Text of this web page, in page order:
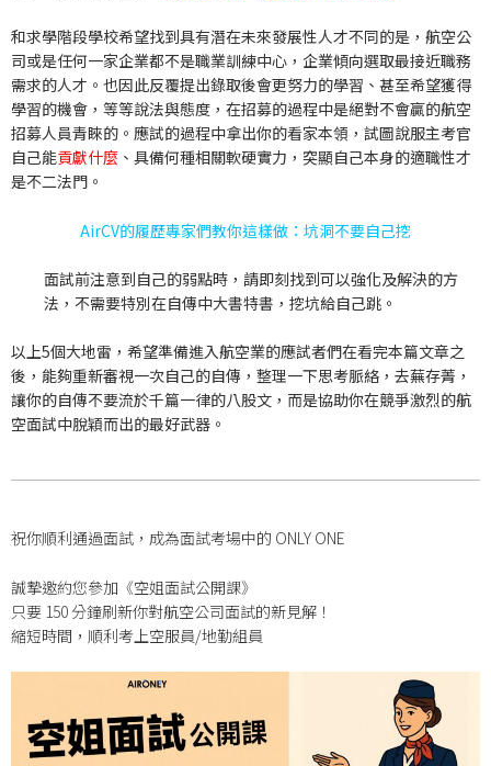
和求學階段學校希望找到具有潛在未來發展性人才不同的是，航空公
司或是任何一家企業都不是職業訓練中心，企業傾向選取最接近職務
需求的人才。也因此反覆提出錄取後會更努力的學習、甚至希望獲得
學習的機會，等等說法與態度，在招募的過程中是絕對不會贏的航空
招募人員青睞的。應試的過程中拿出你的看家本領，試圖說服主考官
自己能貢獻什麼 、 具備何種相關軟硬實力 ，突顯自己本身的適職性才
是不二法門。
AirCV的履歷專家們教你這樣做：坑洞不要自己挖
面試前注意到自己的弱點時，請即刻找到可以強化及解決的方
法，不需要特別在自傳中大書特書，挖坑給自己跳。
以上5個大地雷，希望準備進入航空業的應試者們在看完本篇文章之
後，能夠重新審視一次自己的自傳，整理一下思考脈絡，去蕪存菁，
讓你的自傳不要流於千篇一律的八股文，而是協助你在競爭激烈的航
空面試中脫穎而出的最好武器。
祝你順利通過面試，成為面試考場中的 ONLY ONE
誠摯邀約您參加《空姐面試公開課》
只要 150 分鐘刷新你對航空公司面試的新見解！
縮短時間，順利考上空服員/地勤組員